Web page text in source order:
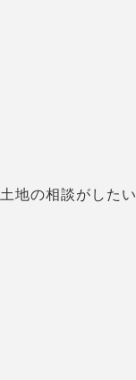
土地の相談がしたい